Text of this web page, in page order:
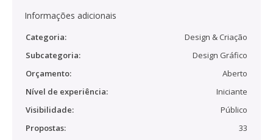
Informações adicionais
Categoria:
Design & Criação
Subcategoria:
Design Gráfico
Orçamento:
Aberto
Nível de experiência:
Iniciante
Visibilidade:
Público
Propostas:
33